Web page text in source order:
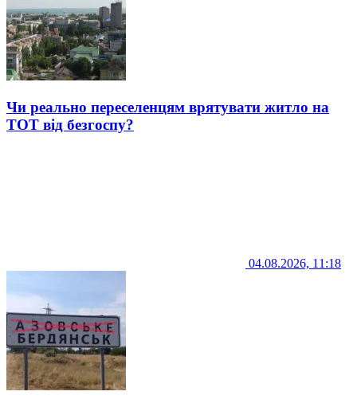
Чи реально переселенцям врятувати житло на
ТОТ від безгоспу?
04.08.2026, 11:18